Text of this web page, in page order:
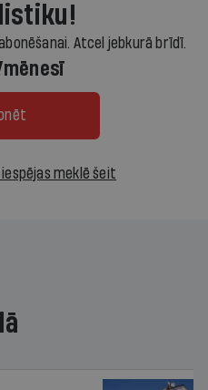
Atcel jebkurā brīdī.
meklē šeit